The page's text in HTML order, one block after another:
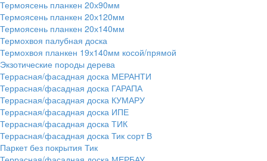
Термоясень планкен 20х90мм
Термоясень планкен 20х120мм
Термоясень планкен 20х140мм
Термохвоя палубная доска
Термохвоя планкен 19х140мм косой/прямой
Экзотические породы дерева
Террасная/фасадная доска МЕРАНТИ
Террасная/фасадная доска ГАРАПА
Террасная/фасадная доска КУМАРУ
Террасная/фасадная доска ИПЕ
Террасная/фасадная доска ТИК
Террасная/фасадная доска Тик сорт В
Паркет без покрытия Тик